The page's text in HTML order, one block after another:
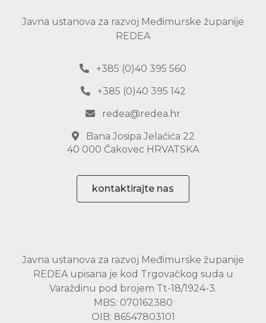
Javna ustanova za razvoj Međimurske županije
REDEA
+385 (0)40 395 560
+385 (0)40 395 142
redea@redea.hr
Bana Josipa Jelačića 22
40 000 Čakovec HRVATSKA
kontaktirajte nas
Javna ustanova za razvoj Međimurske županije
REDEA upisana je kod Trgovačkog suda u
Varaždinu pod brojem Tt-18/1924-3.
MBS: 070162380
OIB: 86547803101